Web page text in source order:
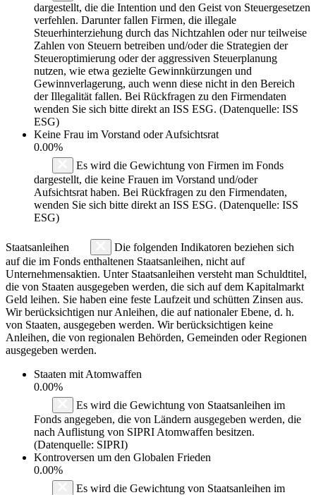
dargestellt, die die Intention und den Geist von Steuergesetzen
verfehlen. Darunter fallen Firmen, die illegale
Steuerhinterziehung durch das Nichtzahlen oder nur teilweise
Zahlen von Steuern betreiben und/oder die Strategien der
Steueroptimierung oder der aggressiven Steuerplanung
nutzen, wie etwa gezielte Gewinnkürzungen und
Gewinnverlagerung, auch wenn diese nicht in den Bereich
der Illegalität fallen. Bei Rückfragen zu den Firmendaten
wenden Sie sich bitte direkt an ISS ESG. (Datenquelle: ISS
ESG)
Keine Frau im Vorstand oder Aufsichtsrat
0.00%
Es wird die Gewichtung von Firmen im Fonds
dargestellt, die keine Frauen im Vorstand und/oder
Aufsichtsrat haben. Bei Rückfragen zu den Firmendaten,
wenden Sie sich bitte direkt an ISS ESG. (Datenquelle: ISS
ESG)
Staatsanleihen
Die folgenden Indikatoren beziehen sich
auf die im Fonds enthaltenen Staatsanleihen, nicht auf
Unternehmensaktien. Unter Staatsanleihen versteht man Schuldtitel,
die von Staaten ausgegeben werden, die sich auf dem Kapitalmarkt
Geld leihen. Sie haben eine feste Laufzeit und schütten Zinsen aus.
Wir berücksichtigen nur Anleihen, die auf nationaler Ebene, d. h.
von Staaten, ausgegeben werden. Wir berücksichtigen keine
Anleihen, die von regionalen Behörden, Gemeinden oder Regionen
ausgegeben werden.
Staaten mit Atomwaffen
0.00%
Es wird die Gewichtung von Staatsanleihen im
Fonds angegeben, die von Ländern ausgegeben werden, die
nach Auflistung von SIPRI Atomwaffen besitzen.
(Datenquelle: SIPRI)
Kontroversen um den Globalen Frieden
0.00%
Es wird die Gewichtung von Staatsanleihen im